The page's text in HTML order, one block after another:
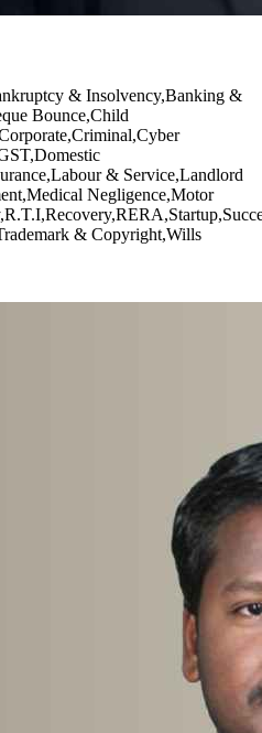
& Insolvency,Banking &
Bounce,Child
& Service,Landlord
Negligence,Motor
& Copyright,Wills